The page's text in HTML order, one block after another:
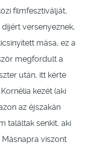
filmfesztiválját,
versenyeznek,
mása, ez a
megfordult a
után, itt kérte
kezét (aki
az éjszakán
találtak senkit, aki
viszont